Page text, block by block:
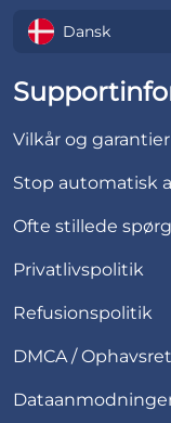
Dansk
Vilkår og
Stop automatisk
Ofte stillede
Privatlivspolitik
Refusionspolitik
DMCA /